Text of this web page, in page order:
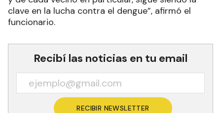
clave en la lucha contra el dengue”, afirmó el
funcionario.
Recibí las noticias en tu email
RECIBIR NEWSLETTER